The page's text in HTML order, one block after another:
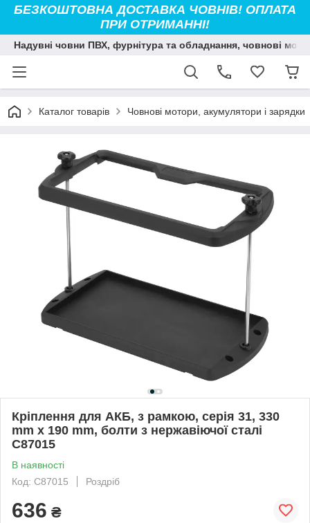
БЕЗКОШТОВНА ДОСТАВКА ЧОВНІВ! ОПЛАТА
ПРИ ОТРИМАННІ!
Надувні човни ПВХ, фурнітура та обладнання, човнові
Каталог товарів Човнові мотори, акумулятори і зарядки
Кріплення для АКБ, з рамкою, серія 31, 330
mm x 190 mm, болти з нержавіючої сталі
C87015
В наявності
Код: C87015
Роздріб
636 ₴